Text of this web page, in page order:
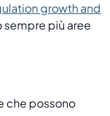
growth and
più aree
che possono